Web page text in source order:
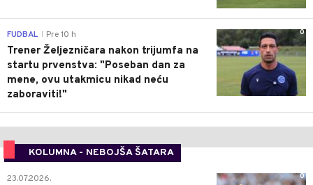
0
FUDBAL Pre 10 h
Trener Željezničara nakon trijumfa na
startu prvenstva: "Poseban dan za
mene, ovu utakmicu nikad neću
zaboraviti!"
KOLUMNA - NEBOJŠA ŠATARA
0
23.07.2026.